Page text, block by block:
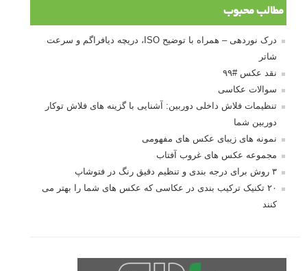
مطالب محبوب
درک نوردهی – همراه با توضیح ISO، دریچه دیافراگم و سرعت
شاتر
نقد عکس #۹۹
سوالات عکاسی
تنظیمات فلاش داخلی دوربین: آشنایی با گزینه های فلاش توکار
دوربین شما
نمونه های زیبای عکس های مفهومی
مجموعه عکس های غروب آفتاب
۳ روش برای درجه بندی و تنظیم دقیق رنگ در فتوشاپ
۲۰ تکنیک ترکیب بندی در عکاسی که عکس های شما را بهتر می
کنند